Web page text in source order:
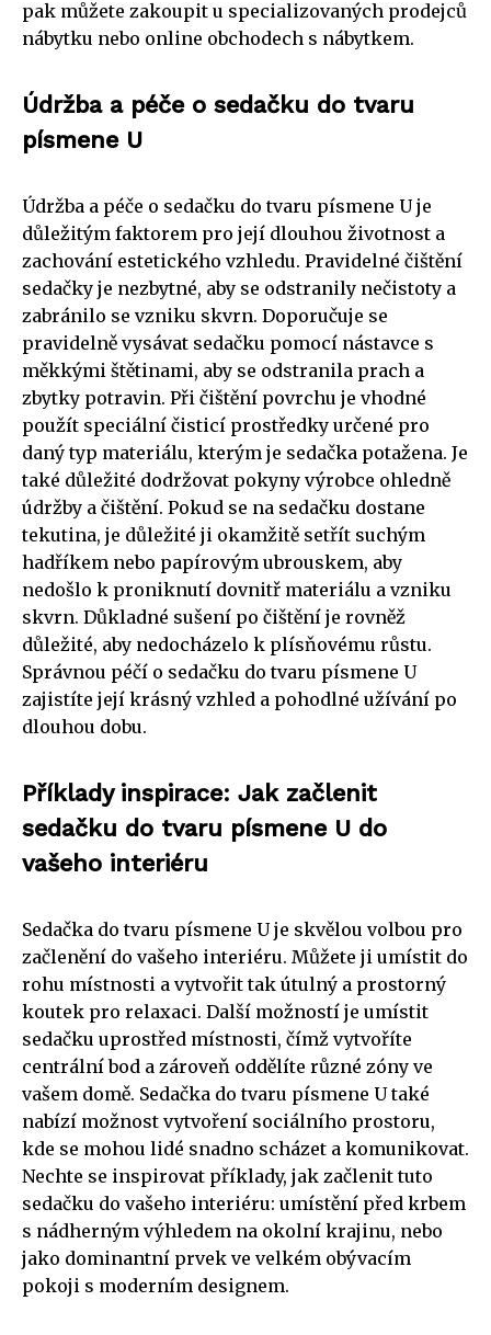
pak můžete zakoupit u specializovaných prodejců
nábytku nebo online obchodech s nábytkem.
Údržba a péče o sedačku do tvaru
písmene U
Údržba a péče o sedačku do tvaru písmene U je
důležitým faktorem pro její dlouhou životnost a
zachování estetického vzhledu. Pravidelné čištění
sedačky je nezbytné, aby se odstranily nečistoty a
zabránilo se vzniku skvrn. Doporučuje se
pravidelně vysávat sedačku pomocí nástavce s
měkkými štětinami, aby se odstranila prach a
zbytky potravin. Při čištění povrchu je vhodné
použít speciální čisticí prostředky určené pro
daný typ materiálu, kterým je sedačka potažena. Je
také důležité dodržovat pokyny výrobce ohledně
údržby a čištění. Pokud se na sedačku dostane
tekutina, je důležité ji okamžitě setřít suchým
hadříkem nebo papírovým ubrouskem, aby
nedošlo k proniknutí dovnitř materiálu a vzniku
skvrn. Důkladné sušení po čištění je rovněž
důležité, aby nedocházelo k plísňovému růstu.
Správnou péčí o sedačku do tvaru písmene U
zajistíte její krásný vzhled a pohodlné užívání po
dlouhou dobu.
Příklady inspirace: Jak začlenit
sedačku do tvaru písmene U do
vašeho interiéru
Sedačka do tvaru písmene U je skvělou volbou pro
začlenění do vašeho interiéru. Můžete ji umístit do
rohu místnosti a vytvořit tak útulný a prostorný
koutek pro relaxaci. Další možností je umístit
sedačku uprostřed místnosti, čímž vytvoříte
centrální bod a zároveň oddělíte různé zóny ve
vašem domě. Sedačka do tvaru písmene U také
nabízí možnost vytvoření sociálního prostoru,
kde se mohou lidé snadno scházet a komunikovat.
Nechte se inspirovat příklady, jak začlenit tuto
sedačku do vašeho interiéru: umístění před krbem
s nádherným výhledem na okolní krajinu, nebo
jako dominantní prvek ve velkém obývacím
pokoji s moderním designem.